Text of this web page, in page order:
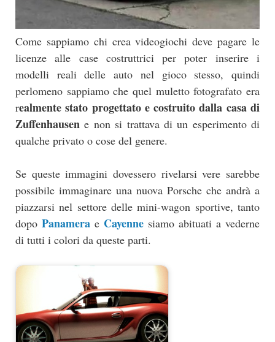
Come sappiamo chi crea videogiochi deve pagare le
licenze alle case costruttrici per poter inserire i
modelli reali delle auto nel gioco stesso, quindi
perlomeno sappiamo che quel muletto fotografato era
realmente stato progettato e costruito dalla casa di
Zuffenhausen e non si trattava di un esperimento di
qualche privato o cose del genere.
Se queste immagini dovessero rivelarsi vere sarebbe
possibile immaginare una nuova Porsche che andrà a
piazzarsi nel settore delle mini-wagon sportive, tanto
dopo Panamera e Cayenne siamo abituati a vederne
di tutti i colori da queste parti.